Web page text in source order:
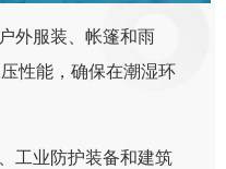
外服装、帐篷和雨
性能，确保在潮湿环
工业防护装备和建筑